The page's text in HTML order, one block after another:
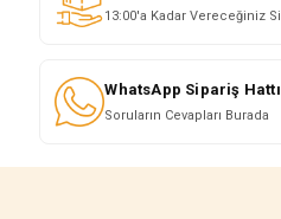
13:00'a Kadar Vereceğiniz
WhatsApp Sipariş Hattı
Soruların Cevapları Burada